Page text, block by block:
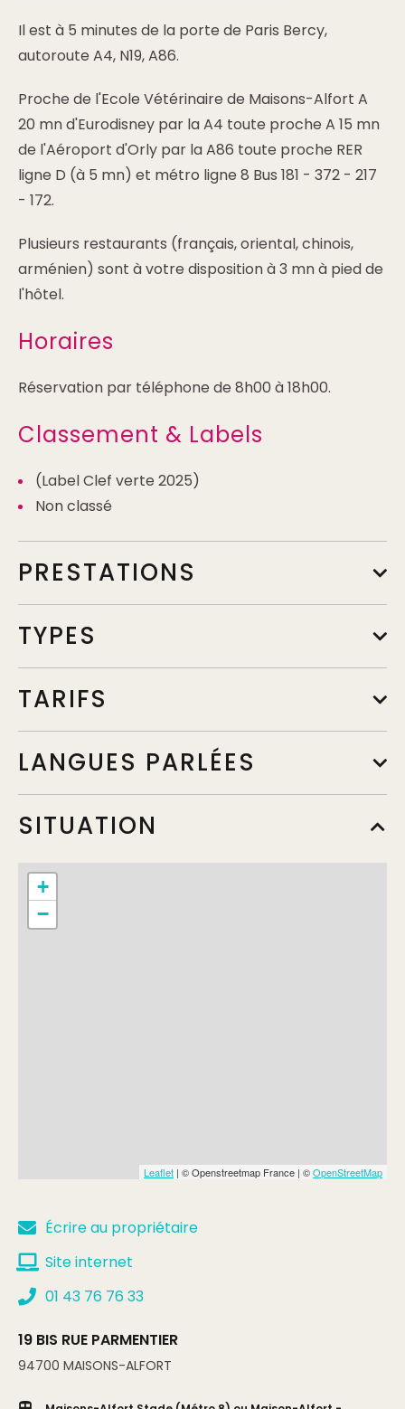
Il est à 5 minutes de la porte de Paris Bercy,
autoroute A4, N19, A86.
Proche de l'Ecole Vétérinaire de Maisons-Alfort A
20 mn d'Eurodisney par la A4 toute proche A 15 mn
de l'Aéroport d'Orly par la A86 toute proche RER
ligne D (à 5 mn) et métro ligne 8 Bus 181 - 372 - 217
- 172.
Plusieurs restaurants (français, oriental, chinois,
arménien) sont à votre disposition à 3 mn à pied de
l'hôtel.
Horaires
Réservation par téléphone de 8h00 à 18h00.
Classement & Labels
(Label Clef verte 2025)
Non classé
PRESTATIONS
TYPES
TARIFS
LANGUES PARLÉES
SITUATION
+
−
Leaflet | © Openstreetmap France | ©OpenStreetMap
Écrire au propriétaire
Site internet
01 43 76 76 33
19 BIS RUE PARMENTIER
94700 MAISONS-ALFORT